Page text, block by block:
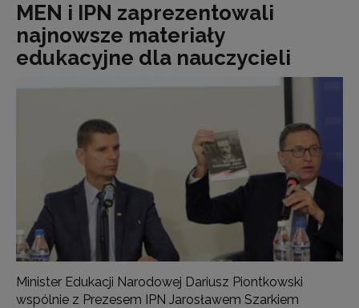
MEN i IPN zaprezentowali
najnowsze materiały
edukacyjne dla nauczycieli
Minister Edukacji Narodowej Dariusz Piontkowski
wspólnie z Prezesem IPN Jarosławem Szarkiem